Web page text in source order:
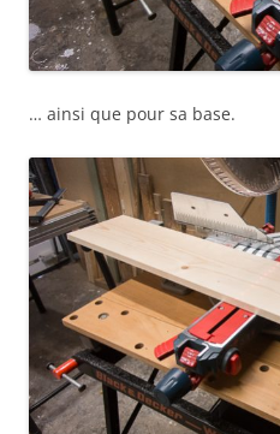
… ainsi que pour sa base.